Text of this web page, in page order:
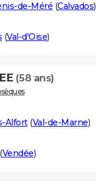
de-Méré (Calvados)
(Val-d'Oise)
(58 ans)
Alfort(Val-de-Marne)
(Vendée)